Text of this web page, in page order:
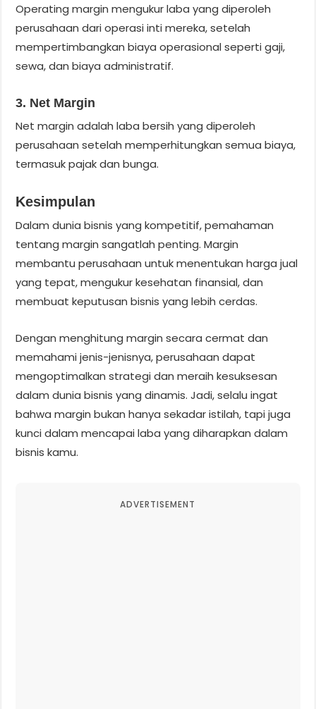
Operating margin mengukur laba yang diperoleh
perusahaan dari operasi inti mereka, setelah
mempertimbangkan biaya operasional seperti gaji,
sewa, dan biaya administratif.
3. Net Margin
Net margin adalah laba bersih yang diperoleh
perusahaan setelah memperhitungkan semua biaya,
termasuk pajak dan bunga.
Kesimpulan
Dalam dunia bisnis yang kompetitif, pemahaman
tentang margin sangatlah penting. Margin
membantu perusahaan untuk menentukan harga jual
yang tepat, mengukur kesehatan finansial, dan
membuat keputusan bisnis yang lebih cerdas.
Dengan menghitung margin secara cermat dan
memahami jenis-jenisnya, perusahaan dapat
mengoptimalkan strategi dan meraih kesuksesan
dalam dunia bisnis yang dinamis. Jadi, selalu ingat
bahwa margin bukan hanya sekadar istilah, tapi juga
kunci dalam mencapai laba yang diharapkan dalam
bisnis kamu.
ADVERTISEMENT